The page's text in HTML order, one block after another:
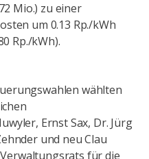
Mio.) zu einer
um 0.13 Rp./kWh
Rp./kWh).
wählten
Ernst Sax, Dr. Jürg
und neu Clau
für die